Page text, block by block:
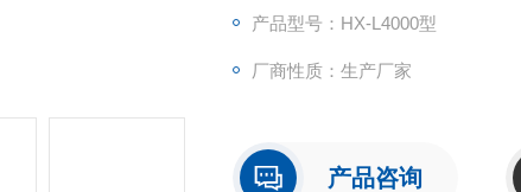
产品型号：HX-L4000型
厂商性质：生产厂家
产品咨询